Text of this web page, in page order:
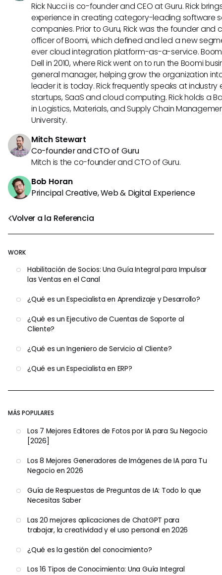
Volver a la Referencia
WORK
Habilitación de Socios: Una Guía Integral para Impulsar
las Ventas en el Canal
¿Qué es un Especialista en Aprendizaje y Desarrollo?
¿Qué es un Ejecutivo de Cuentas de Soporte al
Cliente?
¿Qué es un Ingeniero de Servicio al Cliente?
¿Qué es un Especialista en ERP?
MÁS POPULARES
Los 7 Mejores Editores de Fotos por IA para Su Negocio
[2026]
Los 8 Mejores Generadores de Imágenes de IA para Tu
Negocio en 2026
Guía de Respuestas de Preguntas de IA: Todo lo que
Necesitas Saber
Las 20 mejores aplicaciones de ChatGPT para
trabajar, la creatividad y el uso personal en 2026
¿Qué es la gestión del conocimiento?
Los 16 Tipos de Conocimiento: Una Guía Integral
Rick Nucci is co-founder and CEO at Guru. Rick
experience in creating category-leading software
companies. Prior to Guru, Rick was the founder and
officer of Boomi, which defined and led a new
ever cloud integration platform-as-a-service.
Dell in 2010, where Rick went on to run the Boomi
general manager, helping grow the organization
leader it is today. Rick frequently speaks at
startups, SaaS and cloud computing. Rick holds a
in Logistics, Materials, and Supply Chain
University.
Mitch Stewart
Co-founder and CTO of Guru
Mitch is the co-founder and CTO of Guru.
Bob Horan
Principal Creative, Web & Digital Experience